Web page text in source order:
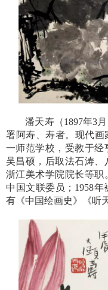
潘天寿（1897年3月
署阿寿、寿者。现代画
一师范学校，受教于经
吴昌硕，后取法石涛、
浙江美术学院院长等职
中国文联委员；1958
有《中国绘画史》《听